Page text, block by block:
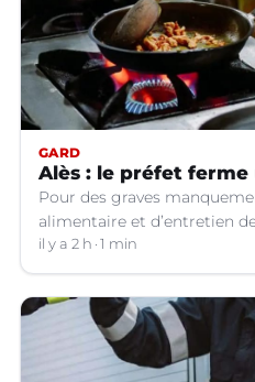
GARD
Alès : le préfet ferme
Pour des graves
alimentaire et d’entretien
il y a 2 h 1 min